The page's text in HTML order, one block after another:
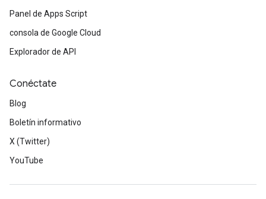
Panel de Apps Script
consola de Google Cloud
Explorador de API
Conéctate
Blog
Boletín informativo
X (Twitter)
YouTube